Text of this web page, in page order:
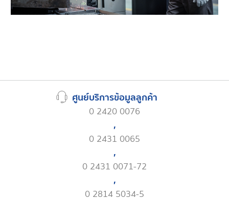
ศูนย์บริการข้อมูลลูกค้า
0 2420 0076
,
0 2431 0065
,
0 2431 0071-72
,
0 2814 5034-5